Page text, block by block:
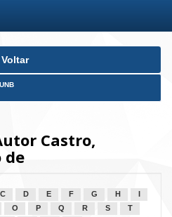
Voltar
Castro,
de
C D E F G H
O P Q R S
T